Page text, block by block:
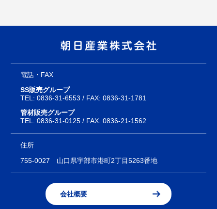
電話・FAX
SS販売グループ
TEL:0836-31-6553 / FAX: 0836-31-1781
管材販売グループ
TEL:0836-31-0125 / FAX: 0836-21-1562
住所
755-0027 山口県宇部市港町2丁目5263番地
会社概要